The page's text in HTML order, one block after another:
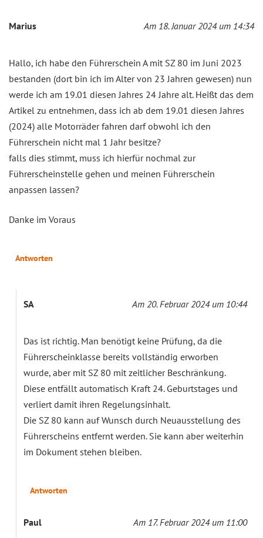
Marius Am 18. Januar 2024 um 14:34
Hallo, ich habe den Führerschein A mit SZ 80 im Juni 2023
bestanden (dort bin ich im Alter von 23 Jahren gewesen) nun
werde ich am 19.01 diesen Jahres 24 Jahre alt. Heißt das dem
Artikel zu entnehmen, dass ich ab dem 19.01 diesen Jahres
(2024) alle Motorräder fahren darf obwohl ich den
Führerschein nicht mal 1 Jahr besitze?
falls dies stimmt, muss ich hierfür nochmal zur
Führerscheinstelle gehen und meinen Führerschein
anpassen lassen?
Danke im Voraus
Antworten
SA Am 20. Februar 2024 um 10:44
Das ist richtig. Man benötigt keine Prüfung, da die
Führerscheinklasse bereits vollständig erworben
wurde, aber mit SZ 80 mit zeitlicher Beschränkung.
Diese entfällt automatisch Kraft 24. Geburtstages und
verliert damit ihren Regelungsinhalt.
Die SZ 80 kann auf Wunsch durch Neuausstellung des
Führerscheins entfernt werden. Sie kann aber weiterhin
im Dokument stehen bleiben.
Antworten
Paul Am 17. Februar 2024 um 11:00